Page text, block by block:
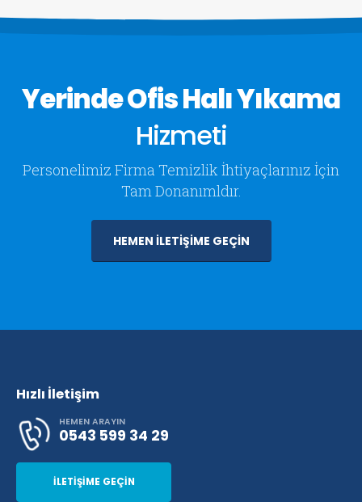
Yerinde Ofis Halı Yıkama
Hizmeti
Personelimiz Firma Temizlik İhtiyaçlarınız İçin
Tam Donanımldır.
HEMEN İLETİŞİME GEÇİN
Hızlı İletişim
HEMEN ARAYIN
0543 599 34 29
İLETİŞİME GEÇİN